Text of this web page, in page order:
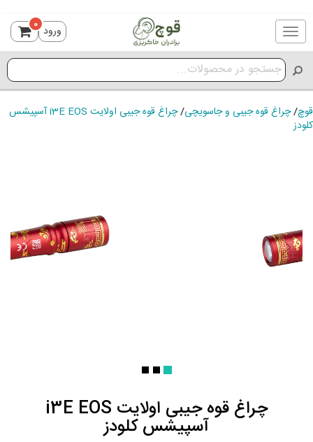
Toggle
navigation
ورود 0
قوچ/چراغ قوه جیبی و جاسویچی/
چراغ قوه جیبی اولایت i3E EOS آسپیشس
کلودز
چراغ قوه جیبی اولایت i3E EOS
آسپیشس کلودز